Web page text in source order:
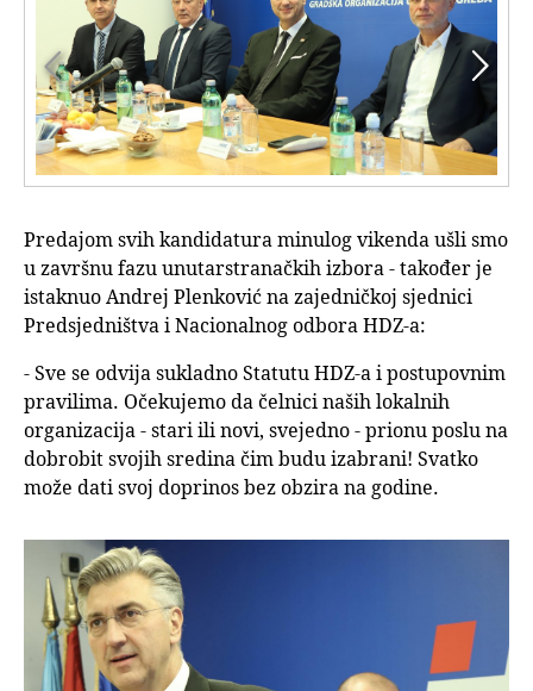


Predajom svih kandidatura minulog vikenda ušli smo
u završnu fazu unutarstranačkih izbora - također je
istaknuo Andrej Plenković na zajedničkoj sjednici
Predsjedništva i Nacionalnog odbora HDZ-a:
- Sve se odvija sukladno Statutu HDZ-a i postupovnim
pravilima. Očekujemo da čelnici naših lokalnih
organizacija - stari ili novi, svejedno - prionu poslu na
dobrobit svojih sredina čim budu izabrani! Svatko
može dati svoj doprinos bez obzira na godine.